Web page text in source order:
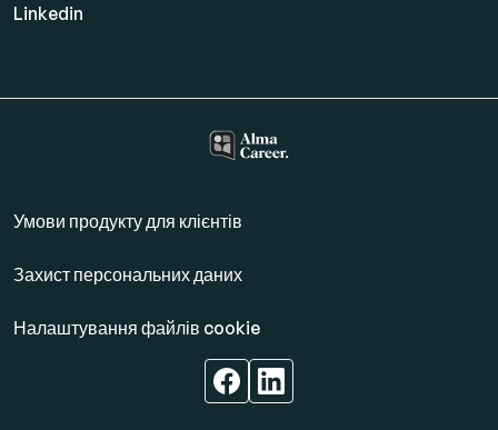
Linkedin
Умови продукту для клієнтів
Захист персональних даних
Налаштування файлів cookie